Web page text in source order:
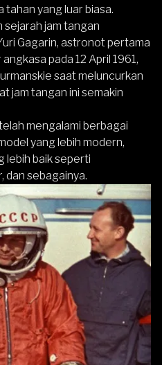
tahan yang luar biasa.
sejarah jam tangan
Gagarin, astronot pertama
pada 12 April 1961,
saat meluncurkan
jam tangan ini semakin
mengalami berbagai
yang lebih modern,
lebih baik seperti
dan sebagainya.